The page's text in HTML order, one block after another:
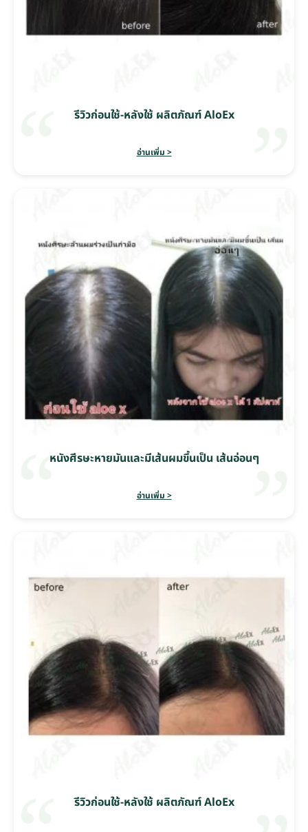
รีวิวก่อนใช้-หลังใช้ ผลิตภัณฑ์ AloEx
อ่านเพิ่ม >
หนังศีรษะหายมันและมีเส้นผมขึ้นเป็น เส้นอ่อนๆ
อ่านเพิ่ม >
รีวิวก่อนใช้-หลังใช้ ผลิตภัณฑ์ AloEx